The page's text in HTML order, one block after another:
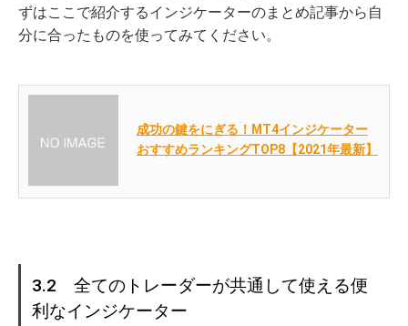
ずはここで紹介するインジケーターのまとめ記事から自
分に合ったものを使ってみてください。
成功の鍵をにぎる！MT4インジケーター
おすすめランキングTOP8【2021年最新】
3.2 全てのトレーダーが共通して使える便
利なインジケーター